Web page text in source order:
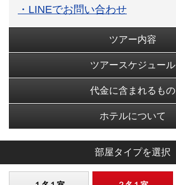
・LINEでお問い合わせ
ツアー内容
ツアースケジュール
代金に含まれるもの
ホテルについて
部屋タイプを選択